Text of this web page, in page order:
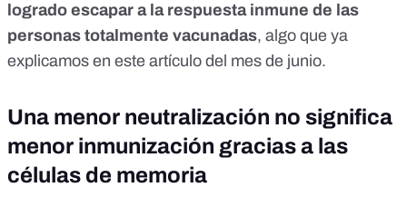
logrado escapar a la respuesta inmune de las
personas totalmente vacunadas, algo que ya
explicamos en este artículo del mes de junio.
Una menor neutralización no significa
menor inmunización gracias a las
células de memoria